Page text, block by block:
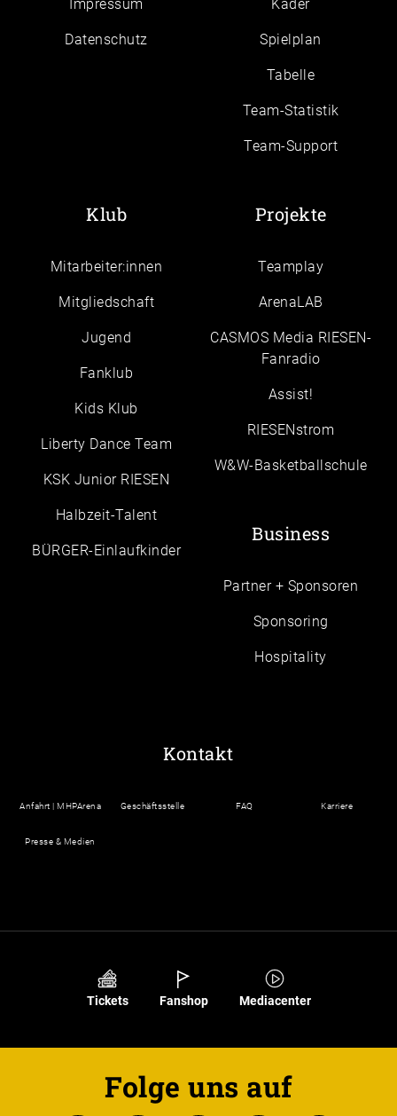
Impressum
Daten­schutz
Kader
Spielplan
Tabelle
Team-Statistik
Team-Support
Klub
Mitarbeiter:innen
Mitgliedschaft
Jugend
Fanklub
Kids Klub
Liberty Dance Team
KSK Junior RIESEN
Halbzeit-Talent
BÜRGER-Einlaufkinder
Projekte
Teamplay
ArenaLAB
CASMOS Media RIESEN-
Fanradio
Assist!
RIESENstrom
W&W-Basketballschule
Business
Partner + Sponsoren
Sponsoring
Hospitality
Kontakt
Anfahrt | MHPArena Geschäftsstelle FAQ Karriere
Presse & Medien
Tickets Fanshop Mediacenter
Folge uns auf